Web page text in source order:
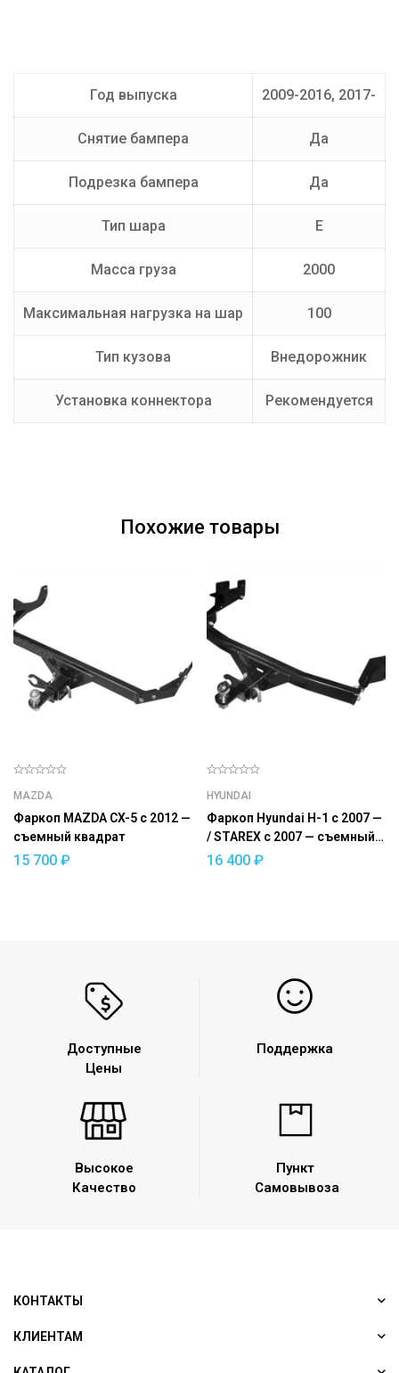
Год выпуска 2009-2016, 2017-
Снятие бампера Да
Подрезка бампера Да
Тип шара E
Масса груза 2000
Максимальная нагрузка на шар 100
Тип кузова Внедорожник
Установка коннектора Рекомендуется
E
Похожие товары
MAZDA
Фаркоп MAZDA CX-5 с 2012 —
съемный квадрат
15 700 ₽
HYUNDAI
Фаркоп Hyundai H-1 с 2007 —
/ STAREX c 2007 — съемный
квадрат
16 400 ₽
Высокое
Качество
Доступные
Цены
Пункт
Самовывоза
Поддержка
КОНТАКТЫ
КЛИЕНТАМ